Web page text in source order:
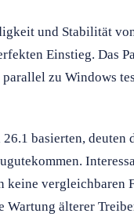
und Stabilität
Einstieg. Das
zu Windows
basierten,
keine vergleichbaren
älterer